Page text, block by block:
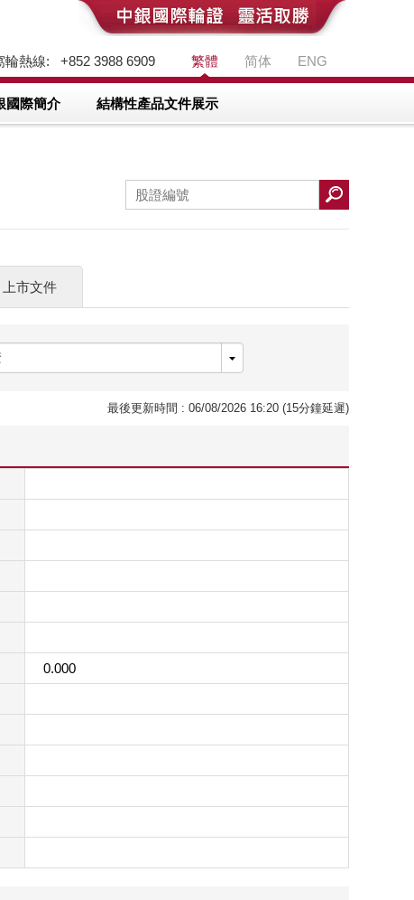
繁體 简体 ENG
輪熱線: +852 3988 6909
國際簡介 結構性產品文件展示
上市文件
最後更新時間 : 06/08/2026 16:20 (15分鐘延遲)
0.000